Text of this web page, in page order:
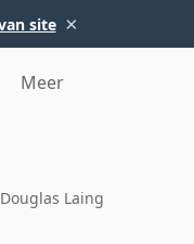
site ×
Meer
Laing